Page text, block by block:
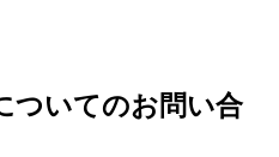
ついてのお問い合